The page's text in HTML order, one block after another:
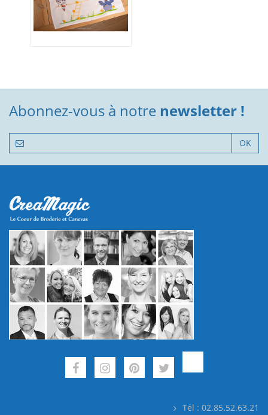
Abonnez-vous à notre newsletter !
OK
Tél : 02.85.52.63.21